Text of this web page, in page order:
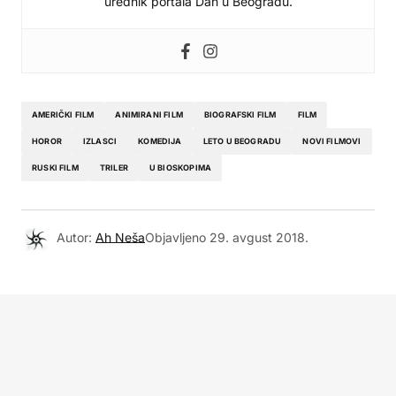
AMERIČKI FILM ANIMIRANI FILM BIOGRAFSKI FILM FILM
HOROR IZLASCI KOMEDIJA LETO U BEOGRADU NOVI FILMOVI
RUSKI FILM TRILER U BIOSKOPIMA
Autor: Ah NešaObjavljeno 29. avgust 2018.